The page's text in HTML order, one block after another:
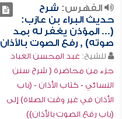
الفهرس: شرح
حديث البراء بن عازب:
(... المؤذن يغفر له بمد
صوته) , رفع الصوت بالأذان
للشيخ: عبد المحسن العباد
جزء من محاضرة ( شرح سنن
النسائي - كتاب الأذان - (باب
الأذان في غير وقت الصلاة) إلى
(باب رفع الصوت بالأذان))